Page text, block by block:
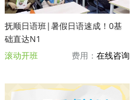
抚顺日语班|暑假日语速成！0基
础直达N1
滚动开班
费用： 在线咨询